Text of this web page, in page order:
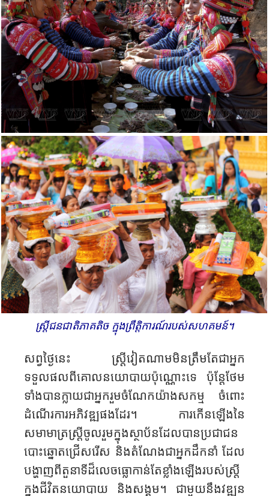
ស្ត្រីជនជាតិភាគតិច ក្នុង​ព្រឹត្តិការណ៍របស់សហគមន៍។
សព្វថ្ងៃនេះ ស្ត្រីវៀតណាមមិនត្រឹមតែជាអ្នក
ទទួលផលពីគោលនយោបាយប៉ុណ្ណោះទេ ប៉ុន្តែថែម
ទាំងបានក្លាយជាអ្នករួមចំណែកយ៉ាងសកម្ម ចំពោះ
ដំណើរការអភិវឌ្ឍផងដែរ។ ការកើនឡើងនៃ
សមាមាត្រស្ត្រីចូលរួមក្នុងស្ថាប័នដែល​បានប្រជាជន​
បោះឆ្នោត​ជ្រើសរើស និងតំណែងជាអ្នកដឹកនាំ ដែល
បង្ហាញពីតួនាទីដ៏លេចធ្លោកាន់តែខ្លាំងឡើងរបស់ស្ត្រី
ក្នុងជីវិតនយោបាយ និងសង្គម។ ជាមួយនឹងវឌ្ឍន